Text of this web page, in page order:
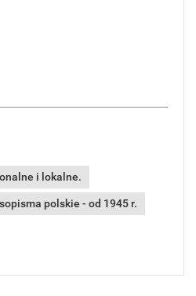
i lokalne.
polskie - od 1945 r.